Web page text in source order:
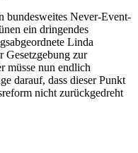
bundesweites Never-Event-
ein dringendes
Linda
Gesetzgebung zur
müsse nun endlich
darauf, dass dieser Punkt
nicht zurückgedreht